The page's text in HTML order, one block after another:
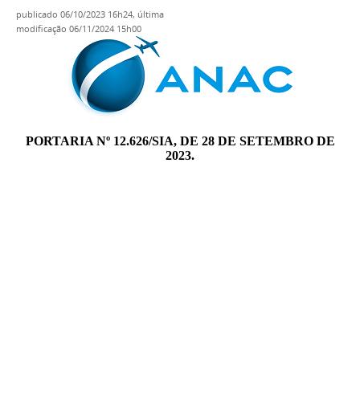
publicado 06/10/2023 16h24, última
modificação 06/11/2024 15h00
PORTARIA Nº 12.626/SIA, DE 28 DE SETEMBRO DE
2023.